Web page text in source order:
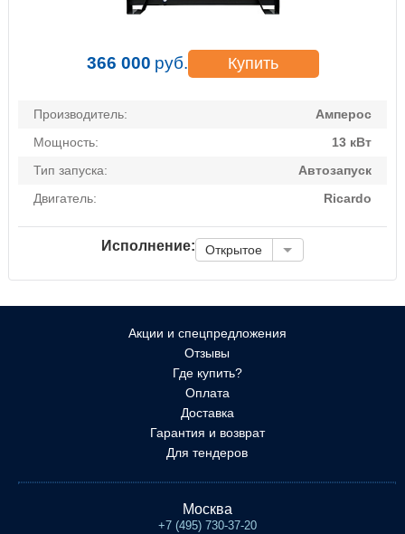
366 000 руб. Купить
Производитель:
Амперос
Мощность:
13 кВт
Тип запуска:
Автозапуск
Двигатель:
Ricardo
Исполнение: Открытое
Акции и спецпредложения
Отзывы
Где купить?
Оплата
Доставка
Гарантия и возврат
Для тендеров
Москва
+7 (495) 730-37-20